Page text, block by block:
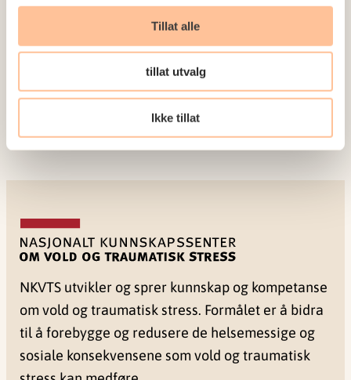
Tillat alle
tillat utvalg
Ikke tillat
NKVTS utvikler og sprer kunnskap og kompetanse
om vold og traumatisk stress. Formålet er å bidra
til å forebygge og redusere de helsemessige og
sosiale konsekvensene som vold og traumatisk